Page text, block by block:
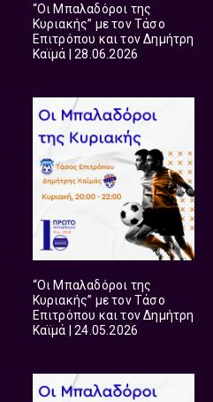
“Οι Μπαλαδόροι της
Κυριακής” με τον Τάσο
Επιτρόπου και τον Δημήτρη
Καϊμά | 28.06.2026
“Οι Μπαλαδόροι της
Κυριακής” με τον Τάσο
Επιτρόπου και τον Δημήτρη
Καϊμά | 24.05.2026